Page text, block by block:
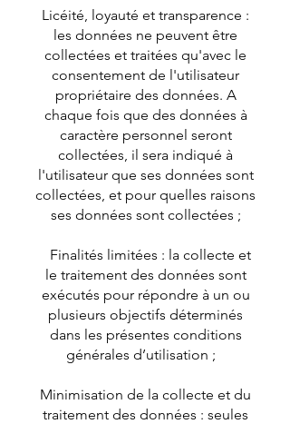
Licéité, loyauté et transparence :
les données ne peuvent être
collectées et traitées qu'avec le
consentement de l'utilisateur
propriétaire des données. A
chaque fois que des données à
caractère personnel seront
collectées, il sera indiqué à
l'utilisateur que ses données sont
collectées, et pour quelles raisons
ses données sont collectées ;
Finalités limitées : la collecte et
le traitement des données sont
exécutés pour répondre à un ou
plusieurs objectifs déterminés
dans les présentes conditions
générales d’utilisation ;
Minimisation de la collecte et du
traitement des données : seules